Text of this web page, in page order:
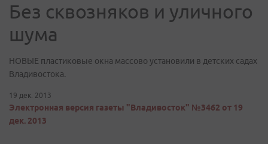
Без сквозняков и уличного
шума
НОВЫЕ пластиковые окна массово установили в детских садах
Владивостока.
19 дек. 2013
Электронная версия газеты "Владивосток" №3462 от 19
дек. 2013